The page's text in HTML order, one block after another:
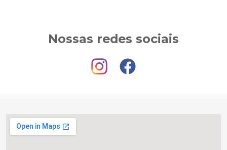
Nossas redes sociais